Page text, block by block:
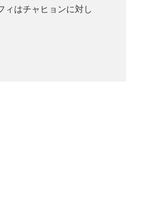
ィはチャヒョンに対し